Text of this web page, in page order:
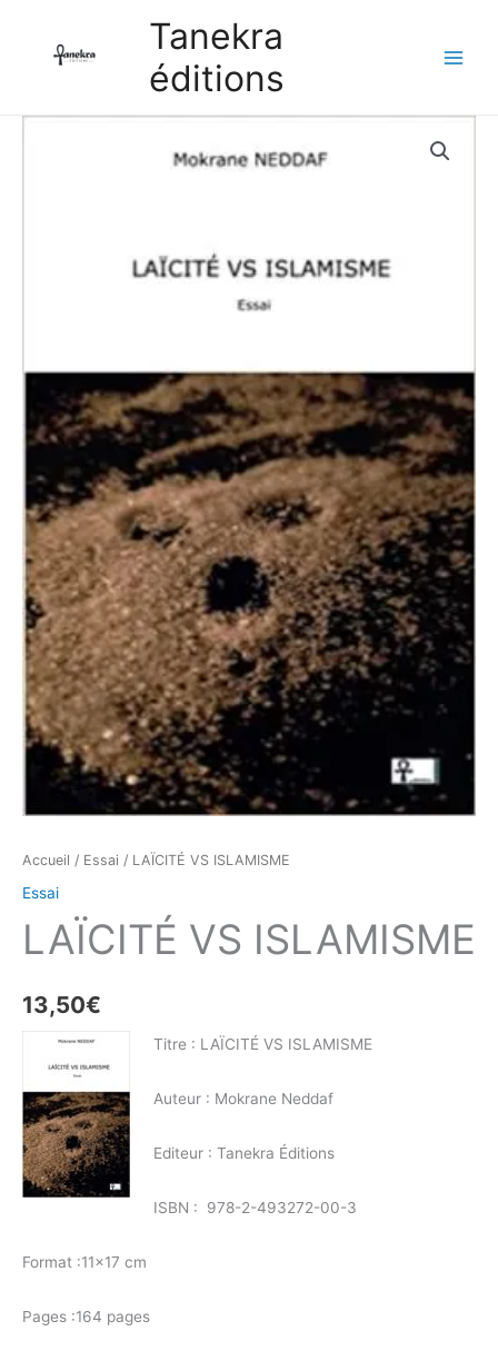
Tanekra
éditions
Accueil / Essai / LAÏCITÉ VS ISLAMISME
Essai
LAÏCITÉ VS ISLAMISME
13,50€
Titre : LAÏCITÉ VS ISLAMISME
Auteur : Mokrane Neddaf
Editeur : Tanekra Éditions
ISBN : 978-2-493272-00-3
Format :11×17 cm
Pages :164 pages